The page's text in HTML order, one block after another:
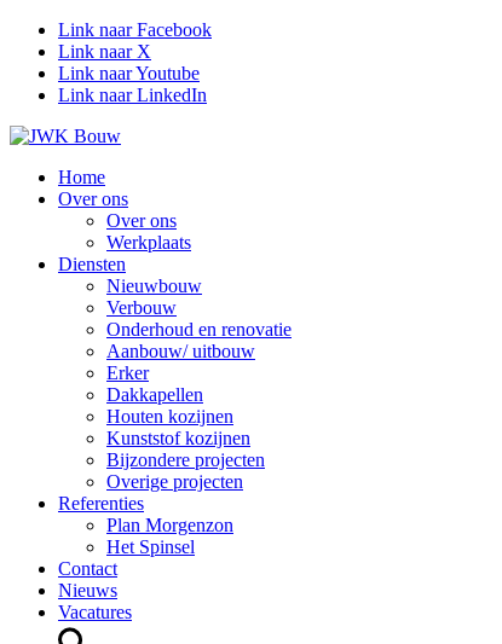
Link naar Facebook
Link naar X
Link naar Youtube
Link naar LinkedIn
Home
Over ons
Over ons
Werkplaats
Diensten
Nieuwbouw
Verbouw
Onderhoud en renovatie
Aanbouw/ uitbouw
Erker
Dakkapellen
Houten kozijnen
Kunststof kozijnen
Bijzondere projecten
Overige projecten
Referenties
Plan Morgenzon
Het Spinsel
Contact
Nieuws
Vacatures